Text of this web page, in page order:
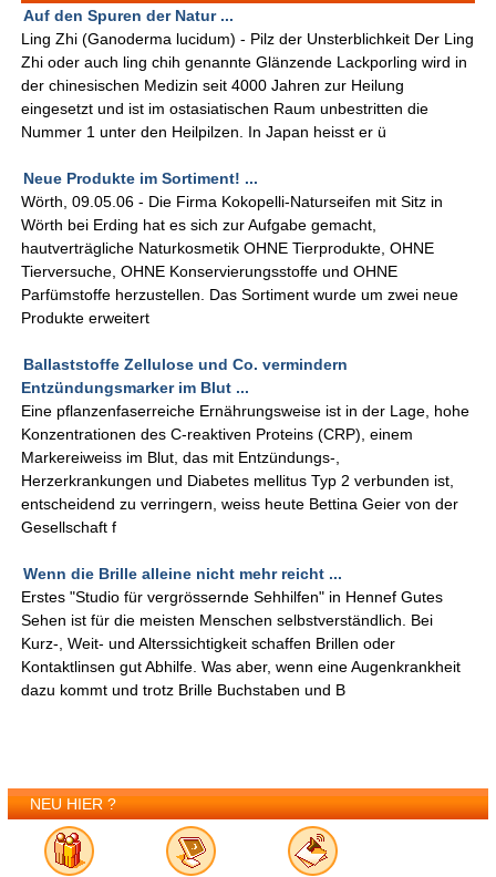
Auf den Spuren der Natur ...
Ling Zhi (Ganoderma lucidum) - Pilz der Unsterblichkeit Der Ling
Zhi oder auch ling chih genannte Glänzende Lackporling wird in
der chinesischen Medizin seit 4000 Jahren zur Heilung
eingesetzt und ist im ostasiatischen Raum unbestritten die
Nummer 1 unter den Heilpilzen. In Japan heisst er ü
Neue Produkte im Sortiment! ...
Wörth, 09.05.06 - Die Firma Kokopelli-Naturseifen mit Sitz in
Wörth bei Erding hat es sich zur Aufgabe gemacht,
hautverträgliche Naturkosmetik OHNE Tierprodukte, OHNE
Tierversuche, OHNE Konservierungsstoffe und OHNE
Parfümstoffe herzustellen. Das Sortiment wurde um zwei neue
Produkte erweitert
Ballaststoffe Zellulose und Co. vermindern
Entzündungsmarker im Blut ...
Eine pflanzenfaserreiche Ernährungsweise ist in der Lage, hohe
Konzentrationen des C-reaktiven Proteins (CRP), einem
Markereiweiss im Blut, das mit Entzündungs-,
Herzerkrankungen und Diabetes mellitus Typ 2 verbunden ist,
entscheidend zu verringern, weiss heute Bettina Geier von der
Gesellschaft f
Wenn die Brille alleine nicht mehr reicht ...
Erstes "Studio für vergrössernde Sehhilfen" in Hennef Gutes
Sehen ist für die meisten Menschen selbstverständlich. Bei
Kurz-, Weit- und Alterssichtigkeit schaffen Brillen oder
Kontaktlinsen gut Abhilfe. Was aber, wenn eine Augenkrankheit
dazu kommt und trotz Brille Buchstaben und B
NEU HIER ?